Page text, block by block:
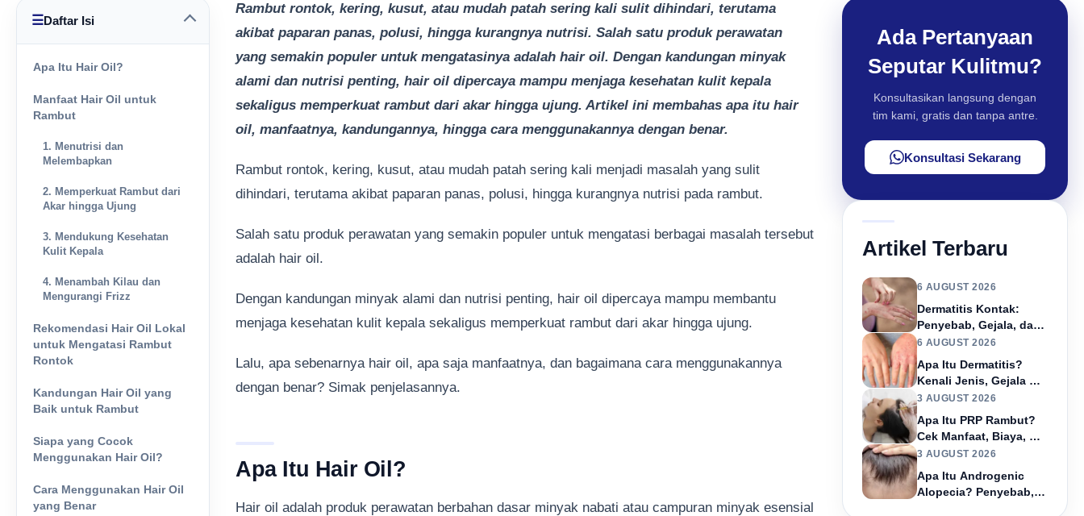
☰Daftar Isi
Apa Itu Hair Oil?
Manfaat Hair Oil untuk
Rambut
1. Menutrisi dan
Melembapkan
2. Memperkuat Rambut dari
Akar hingga Ujung
3. Mendukung Kesehatan
Kulit Kepala
4. Menambah Kilau dan
Mengurangi Frizz
Rekomendasi Hair Oil Lokal
untuk Mengatasi Rambut
Rontok
Kandungan Hair Oil yang
Baik untuk Rambut
Siapa yang Cocok
Menggunakan Hair Oil?
Cara Menggunakan Hair Oil
yang Benar
Rambut rontok, kering, kusut, atau mudah patah sering kali sulit dihindari, terutama
akibat paparan panas, polusi, hingga kurangnya nutrisi. Salah satu produk perawatan
yang semakin populer untuk mengatasinya adalah hair oil. Dengan kandungan minyak
alami dan nutrisi penting, hair oil dipercaya mampu menjaga kesehatan kulit kepala
sekaligus memperkuat rambut dari akar hingga ujung. Artikel ini membahas apa itu hair
oil, manfaatnya, kandungannya, hingga cara menggunakannya dengan benar.
Rambut rontok, kering, kusut, atau mudah patah sering kali menjadi masalah yang sulit
dihindari, terutama akibat paparan panas, polusi, hingga kurangnya nutrisi pada rambut.
Salah satu produk perawatan yang semakin populer untuk mengatasi berbagai masalah tersebut
adalah hair oil.
Dengan kandungan minyak alami dan nutrisi penting, hair oil dipercaya mampu membantu
menjaga kesehatan kulit kepala sekaligus memperkuat rambut dari akar hingga ujung.
Lalu, apa sebenarnya hair oil, apa saja manfaatnya, dan bagaimana cara menggunakannya
dengan benar? Simak penjelasannya.
Apa Itu Hair Oil?
Hair oil adalah produk perawatan berbahan dasar minyak nabati atau campuran minyak esensial
Ada Pertanyaan
Seputar Kulitmu?
Konsultasikan langsung dengan
tim kami, gratis dan tanpa antre.
Konsultasi Sekarang
Artikel Terbaru
6 AUGUST 2026
Dermatitis Kontak:
Penyebab, Gejala, dan
Pengobatan
6 AUGUST 2026
Apa Itu Dermatitis?
Kenali Jenis, Gejala &
Cara Mengatasinya
3 AUGUST 2026
Apa Itu PRP Rambut?
Cek Manfaat, Biaya, &
Efek Sampingnya!
3 AUGUST 2026
Apa Itu Androgenic
Alopecia? Penyebab,